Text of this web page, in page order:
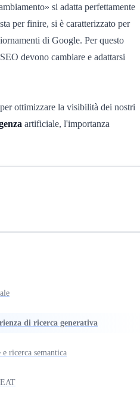
si adatta perfettamente
per finire, si è caratterizzato per
di Google. Per questo
devono cambiare e adattarsi
ottimizzare la visibilità dei nostri
artificiale, l'importanza
di ricerca generativa
ricerca semantica